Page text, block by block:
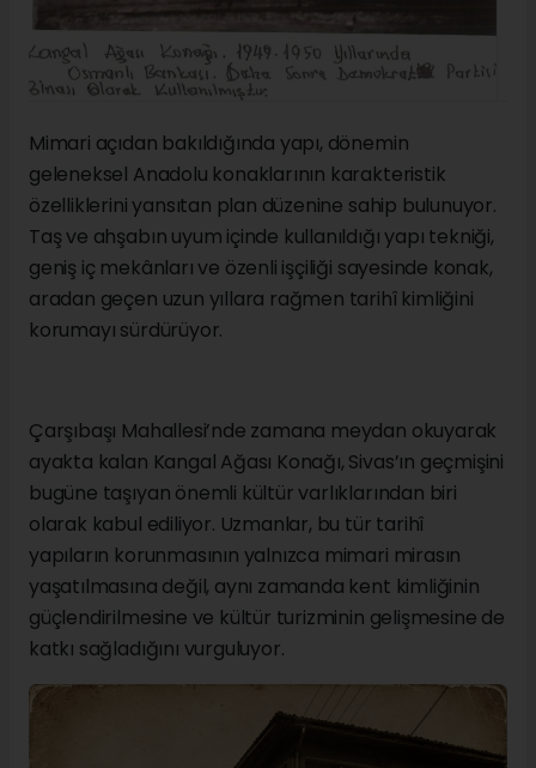
Mimari açıdan bakıldığında yapı, dönemin
geleneksel Anadolu konaklarının karakteristik
özelliklerini yansıtan plan düzenine sahip bulunuyor.
Taş ve ahşabın uyum içinde kullanıldığı yapı tekniği,
geniş iç mekânları ve özenli işçiliği sayesinde konak,
aradan geçen uzun yıllara rağmen tarihî kimliğini
korumayı sürdürüyor.
Çarşıbaşı Mahallesi’nde zamana meydan okuyarak
ayakta kalan Kangal Ağası Konağı, Sivas’ın geçmişini
bugüne taşıyan önemli kültür varlıklarından biri
olarak kabul ediliyor. Uzmanlar, bu tür tarihî
yapıların korunmasının yalnızca mimari mirasın
yaşatılmasına değil, aynı zamanda kent kimliğinin
güçlendirilmesine ve kültür turizminin gelişmesine de
katkı sağladığını vurguluyor.